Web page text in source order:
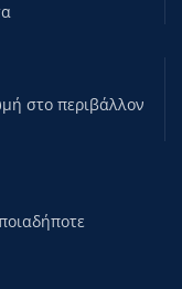
στο περιβάλλον